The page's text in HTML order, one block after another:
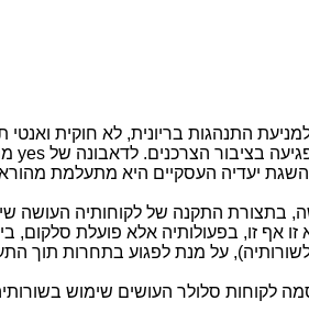
התנהגות בריונית, לא חוקית ואנטי
בציבור הצרכנים. לדאבונה שלyes
יעדיה העסקיים היא מתעלמת
בתצורת התקנה של לקוחותיה העושה
אף זו, בפעולותיה אלא פועלת סלקום,
על מנת לפגוע בתחרות תוך
לקוחות סלולר העושים שימוש